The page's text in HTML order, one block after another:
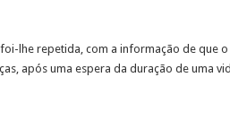
lhe repetida, com a informação de que
após uma espera da duração de uma